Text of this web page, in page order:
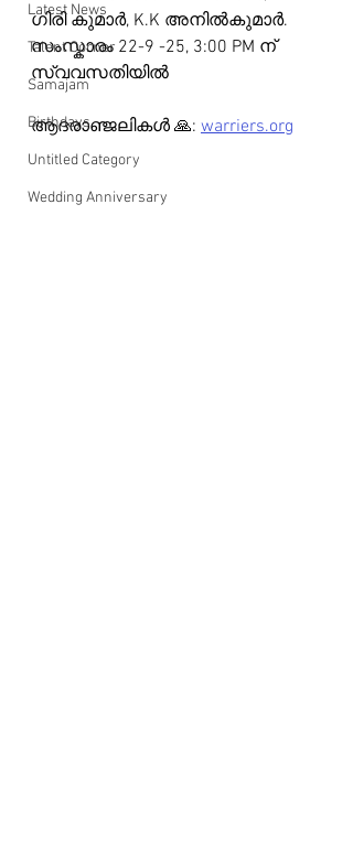
Latest News
Talent Corner
Samajam
Birthdays
Untitled Category
Wedding Anniversary
ഗിരി കുമാർ, K.K അനിൽകുമാർ.
സംസ്കാരം 22-9 -25, 3:00 PM ന്
സ്വവസതിയിൽ
ആദരാഞ്ജലികൾ 🙏: warriers.org